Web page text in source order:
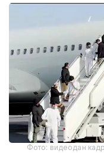
Фото: видеодан кадр